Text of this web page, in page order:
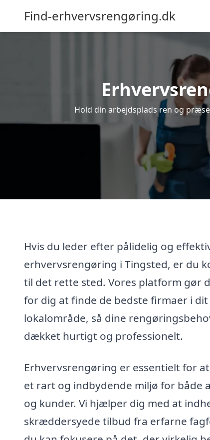
Find-erhvervsrengøring.dk
Hold din arbejdsplads ren og
Hvis du leder efter pålidelig og
erhvervsrengøring i Tingsted, er du
til det rette sted. Vores platform gør
for dig at finde de bedste firmaer i dit
lokalområde, så dine
dækket hurtigt og professionelt.
Erhvervsrengøring er essentielt for
et rart og indbydende miljø for både
og kunder. Vi hjælper dig med at
skræddersyede tilbud fra erfarne